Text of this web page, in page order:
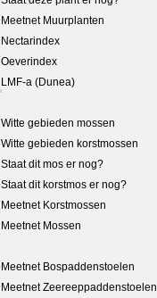
Meetnet Muurplanten
Nectarindex
Oeverindex
LMF-a (Dunea)
Witte gebieden mossen
Witte gebieden korstmossen
Staat dit mos er nog?
Staat dit korstmos er nog?
Meetnet Korstmossen
Meetnet Mossen
Meetnet Bospaddenstoelen
Meetnet Zeereeppaddenstoelen